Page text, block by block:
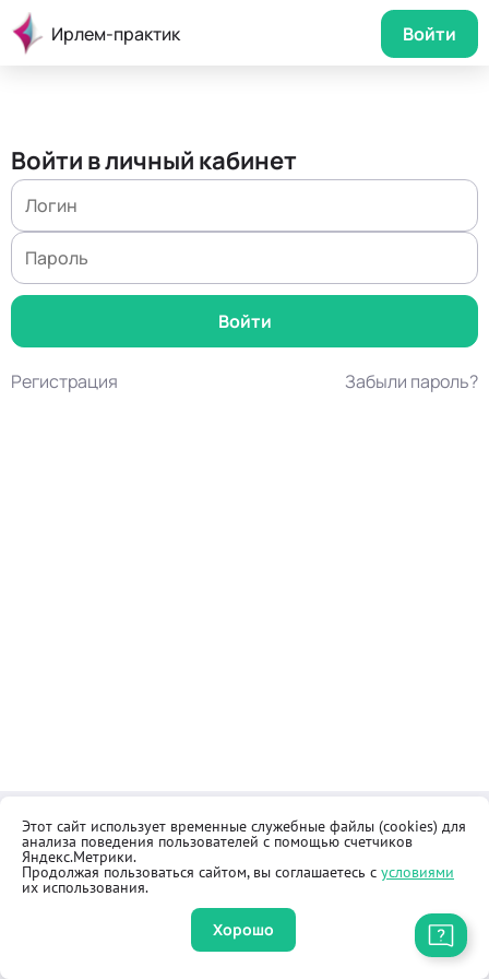
Ирлем-практик Войти
Войти в личный кабинет
Регистрация Забыли пароль?
Контакты
Как купить
Общественная приёмная
Реквизиты
Оферта
Правила продажи товаров
Этот сайт использует временные служебные файлы (cookies) для
анализа поведения пользователей с помощью счетчиков
Яндекс.Метрики.
Продолжая пользоваться сайтом, вы соглашаетесь с условиями
их использования.
Хорошо